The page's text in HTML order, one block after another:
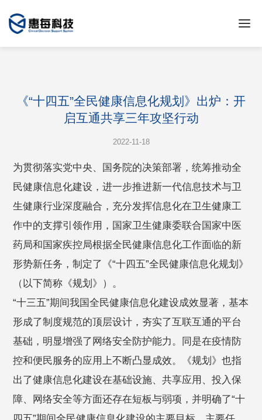
《“十四五”全民健康信息化规划》出炉：开
启互通共享三年攻坚行动
2022-11-18
为贯彻落实党中央、国务院的决策部署，统筹推动全
民健康信息化建设，进一步推进新一代信息技术与卫
生健康行业深度融合，充分发挥信息化在卫生健康工
作中的支撑引领作用，国家卫生健康委联合国家中医
药局和国家疾控局根据全民健康信息化工作面临的新
形势新任务，制定了《“十四五”全民健康信息化规划》
（以下简称《规划》）。
“十三五”期间我国全民健康信息化建设成效显著，基本
形成了制度规范的顶层设计，夯实了互联互通的平台
基础，明显增强了网络安全防护能力。同是在疫情防
控和便民服务的应用上不断凸显成效。《规划》也指
出了健康信息化建设在基础设施、共享应用、投入保
障、网络安全等方面还存在短板与弱项，并明确了“十